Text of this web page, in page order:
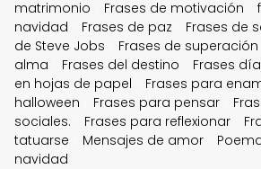
matrimonio
Frases de motivación
navidad
Frases de paz Frases de
de Steve Jobs
Frases de superación
alma
Frases del destino Frases
en hojas de papel
Frases para
halloween
Frases para pensar
sociales.
Frases para reflexionar
tatuarse
Mensajes de amor
navidad